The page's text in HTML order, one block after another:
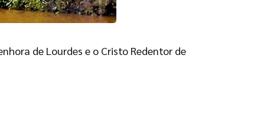
de Lourdes e o Cristo Redentor de